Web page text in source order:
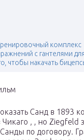
комплекс
с гантелями для
чтобы накачать
Санд в 1893
Чикаго , , но Ziegfeld
по договору.